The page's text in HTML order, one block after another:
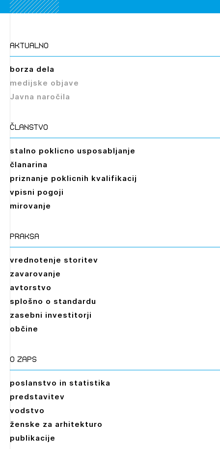
registriranim uporabnikom. Da lahko do nje
dostopate, se je potrebno prijaviti.
aktualno
borza dela
medijske objave
Javna naročila
članstvo
stalno poklicno usposabljanje
članarina
priznanje poklicnih kvalifikacij
vpisni pogoji
mirovanje
praksa
vrednotenje storitev
zavarovanje
avtorstvo
splošno o standardu
zasebni investitorji
občine
O zaps
poslanstvo in statistika
predstavitev
vodstvo
ženske za arhitekturo
publikacije